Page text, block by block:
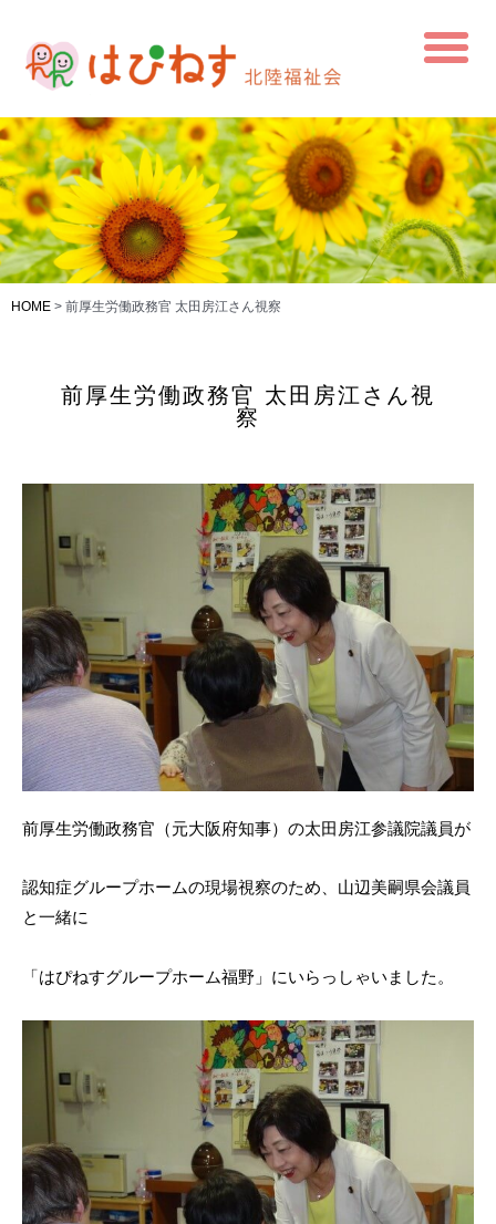
HOME > 前厚生労働政務官 太田房江さん視察
前厚生労働政務官 太田房江さん視
察
前厚生労働政務官（元大阪府知事）の太田房江参議院議員が
認知症グループホームの現場視察のため、山辺美嗣県会議員
と一緒に
「はぴねすグループホーム福野」にいらっしゃいました。